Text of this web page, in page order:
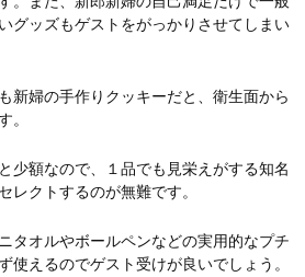
グッズもゲストをがっかりさせてしまい
新婦の手作りクッキーだと、衛生面から
。
少額なので、１品でも見栄えがする知名
レクトするのが無難です。
タオルやボールペンなどの実用的なプチ
使えるのでゲスト受けが良いでしょう。